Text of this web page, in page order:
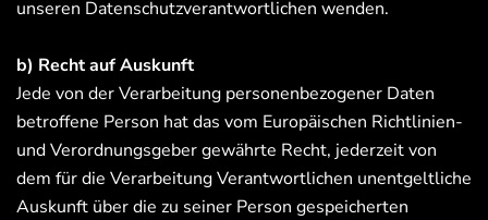
unseren Datenschutzverantwortlichen wenden.
b) Recht auf Auskunft
Jede von der Verarbeitung personenbezogener Daten
betroffene Person hat das vom Europäischen Richtlinien-
und Verordnungsgeber gewährte Recht, jederzeit von
dem für die Verarbeitung Verantwortlichen unentgeltliche
Auskunft über die zu seiner Person gespeicherten